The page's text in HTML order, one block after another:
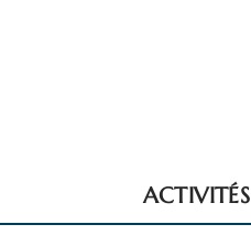
ACTIVITÉS